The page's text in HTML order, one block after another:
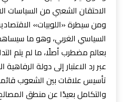
الاحتقان الشعبي من السياسات
ومن سيطرة «اللوبيات»
السياسي الغربي، وهو ما
بعالم مضطرب أصلًا، ما لم يتم
عبر رد الاعتبار إلى دولة الرفاهية
تأسيس علاقات بين الشعوب
والتكامل بعيدًا عن منطق